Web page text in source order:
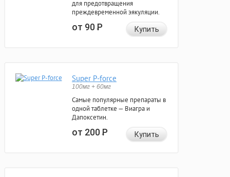
для предотвращения
преждевременной эякуляции.
от 90Р Купить
Super P-force
100мг + 60мг
Самые популярные препараты в
одной таблетке — Виагра и
Дапоксетин.
от 200Р Купить